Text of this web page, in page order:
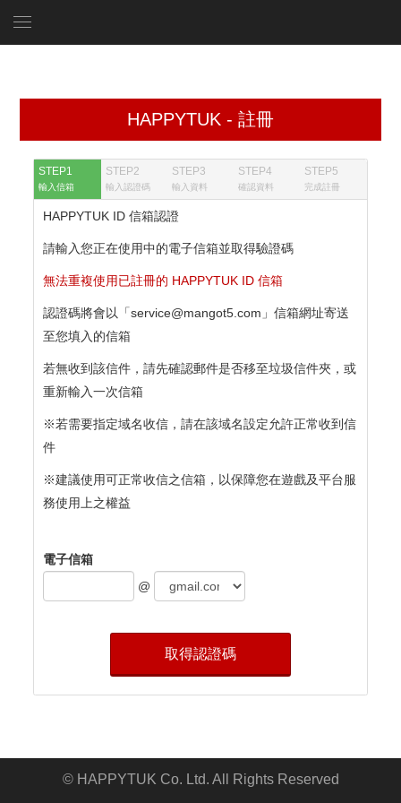
HAPPYTUK - 註冊
STEP1
輸入信箱
STEP2
輸入認證碼
STEP3
輸入資料
STEP4
確認資料
STEP5
完成註冊
HAPPYTUK ID 信箱認證
請輸入您正在使用中的電子信箱並取得驗證碼
無法重複使用已註冊的 HAPPYTUK ID 信箱
認證碼將會以「service@mangot5.com」信箱網址寄送
至您填入的信箱
若無收到該信件，請先確認郵件是否移至垃圾信件夾，或
重新輸入一次信箱
※若需要指定域名收信，請在該域名設定允許正常收到信
件
※建議使用可正常收信之信箱，以保障您在遊戲及平台服
務使用上之權益​
電子信箱
@
取得認證碼
© HAPPYTUK Co. Ltd. All Rights Reserved